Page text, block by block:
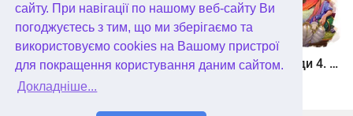
сайту. При навігації по нашому веб-сайту Ви
погоджуєтесь з тим, що ми зберігаємо та
використовуємо cookies на Вашому пристрої
для покращення користування даним сайтом.
Докладніше...
Зберігач рун Мундус. Неможливий всесвіт Герої Еллади 4. Народження міфу